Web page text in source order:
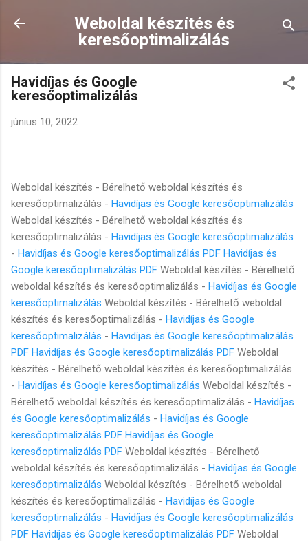
Ugrás a fő tartalomra
Weboldal készítés és
keresőoptimalizálás
Havidíjas és Google
keresőoptimalizálás
június 10, 2022
Weboldal készítés - Bérelhető weboldal készítés és
keresőoptimalizálás - Havidíjas és Google keresőoptimalizálás
Weboldal készítés - Bérelhető weboldal készítés és
keresőoptimalizálás - Havidíjas és Google keresőoptimalizálás
- Havidíjas és Google keresőoptimalizálás PDF Havidíjas és
Google keresőoptimalizálás PDF Weboldal készítés - Bérelhető
weboldal készítés és keresőoptimalizálás - Havidíjas és Google
keresőoptimalizálás Weboldal készítés - Bérelhető weboldal
készítés és keresőoptimalizálás - Havidíjas és Google
keresőoptimalizálás - Havidíjas és Google keresőoptimalizálás
PDF Havidíjas és Google keresőoptimalizálás PDF Weboldal
készítés - Bérelhető weboldal készítés és keresőoptimalizálás
- Havidíjas és Google keresőoptimalizálás Weboldal készítés -
Bérelhető weboldal készítés és keresőoptimalizálás - Havidíjas
és Google keresőoptimalizálás - Havidíjas és Google
keresőoptimalizálás PDF Havidíjas és Google
keresőoptimalizálás PDF Weboldal készítés - Bérelhető
weboldal készítés és keresőoptimalizálás - Havidíjas és Google
keresőoptimalizálás Weboldal készítés - Bérelhető weboldal
készítés és keresőoptimalizálás - Havidíjas és Google
keresőoptimalizálás - Havidíjas és Google keresőoptimalizálás
PDF Havidíjas és Google keresőoptimalizálás PDF Weboldal